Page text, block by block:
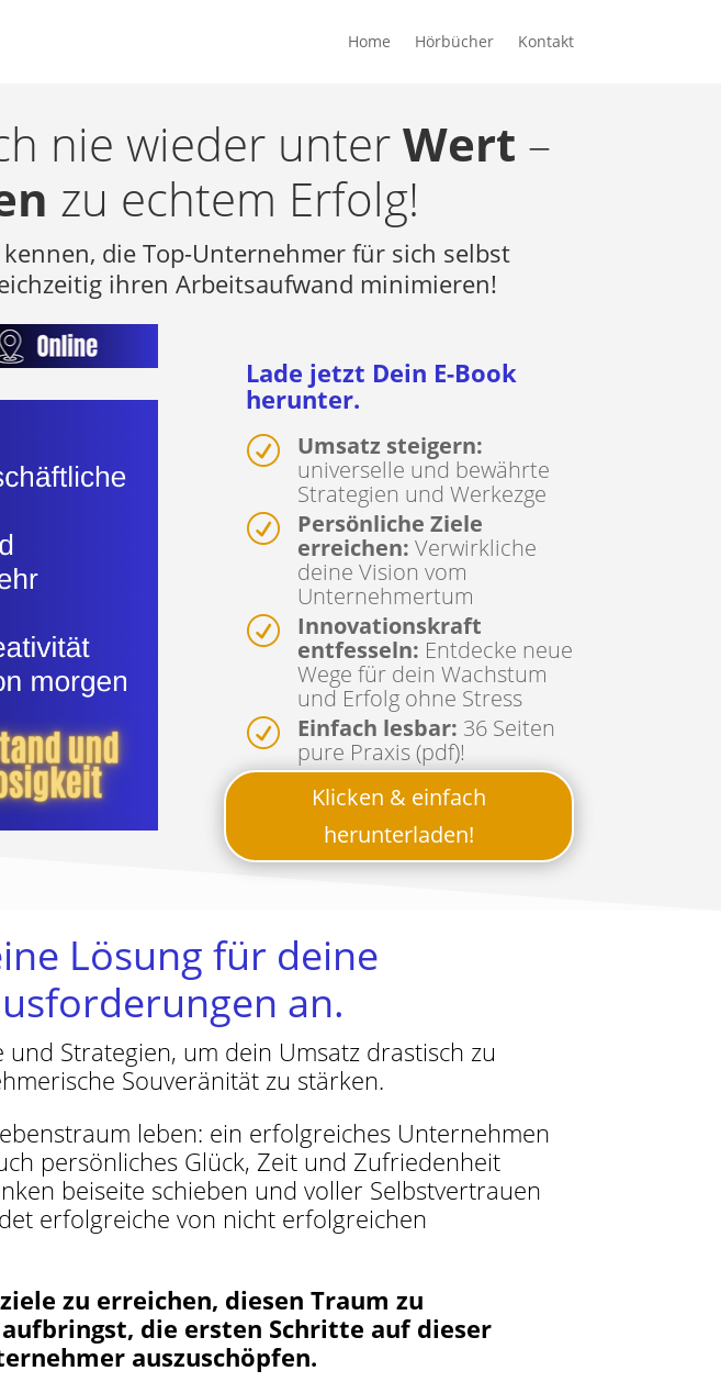
Home Hörbücher Kontakt
nie wieder unterWert –
zu echtem Erfolg!
die Top-Unternehmer für sich selbst
ihren Arbeitsaufwand minimieren!
Lade jetzt Dein E-Book
herunter.
R
Umsatz steigern:
universelle und bewährte
Strategien und Werkezge
R
Persönliche Ziele
erreichen: Verwirkliche
deine Vision vom
Unternehmertum
R
Innovationskraft
entfesseln: Entdecke neue
Wege für dein Wachstum
und Erfolg ohne Stress
R Einfach lesbar: 36 Seiten
pure Praxis (pdf)!
Klicken & einfach
herunterladen!
Lösung für deine
an.
Strategien, um dein Umsatz drastisch zu
Souveränität zu stärken.
leben: ein erfolgreiches Unternehmen
persönliches Glück, Zeit und Zufriedenheit
beiseite schieben und voller Selbstvertrauen
erfolgreiche von nicht erfolgreichen
zu erreichen, diesen Traum zu
die ersten Schritte auf dieser
auszuschöpfen.